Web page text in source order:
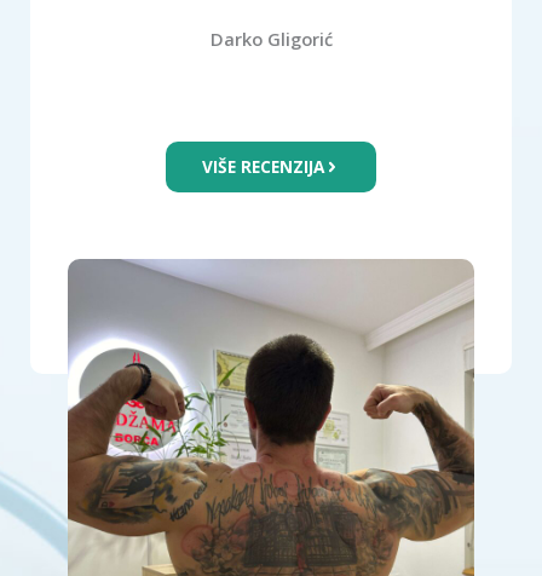
Darko Gligorić
VIŠE RECENZIJA